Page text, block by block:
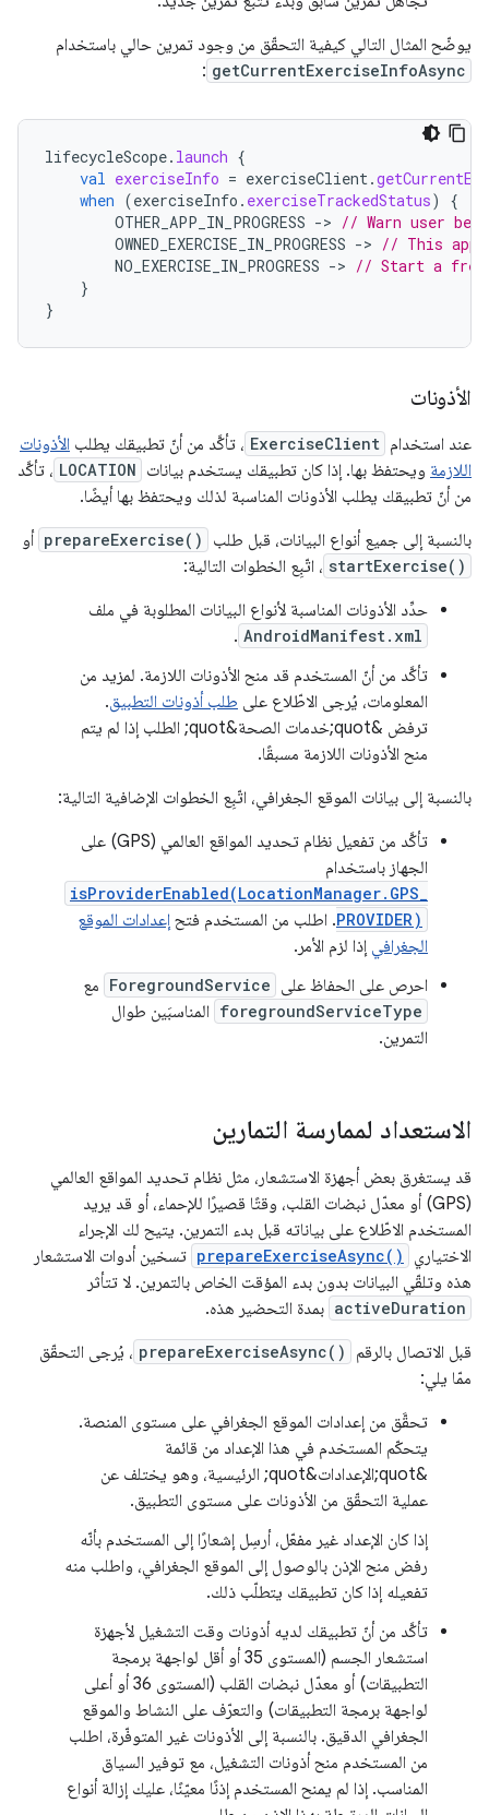
يوضّح المثال التالي كيفية التحقّق من وجود تمرين حالي باستخدام
getCurrentExerciseInfoAsync
:
lifecycleScope. launch {
val exerciseInfo = exerciseClient.
when (exerciseInfo . exerciseTrackedStatus)
{
OTHER_APP_IN_PROGRESS -> // Warn user
OWNED_EXERCISE_IN_PROGRESS -> // This app
NO_EXERCISE_IN_PROGRESS -> // Start a
}
}
الأذونات
عند استخدام ExerciseClient ، تأكَّد من أنّ تطبيقك يطلب الأذونات
اللازمة ويحتفظ بها. إذا كان تطبيقك يستخدم بيانات LOCATION ، تأكَّد
من أنّ تطبيقك يطلب الأذونات المناسبة لذلك ويحتفظ بها أيضًا.
بالنسبة إلى جميع أنواع البيانات، قبل طلب
prepareExercise() أو
startExercise() ، اتّبِع الخطوات التالية:
حدِّد الأذونات المناسبة لأنواع البيانات المطلوبة في ملف
AndroidManifest.xml
.
تأكَّد من أنّ المستخدم قد منح الأذونات اللازمة. لمزيد من
المعلومات، يُرجى الاطّلاع على طلب أذونات التطبيق.
ترفض &quot;خدمات الصحة&quot; الطلب إذا لم يتم
منح الأذونات اللازمة مسبقًا.
بالنسبة إلى بيانات الموقع الجغرافي، اتّبِع الخطوات الإضافية التالية:
تأكَّد من تفعيل نظام تحديد المواقع العالمي (GPS) على
الجهاز باستخدام
isProviderEnabled(LocationManager.GPS_
PROVIDER). اطلب من المستخدم فتح إعدادات الموقع
الجغرافي إذا لزم الأمر.
احرص على الحفاظ على ForegroundService مع
foregroundServiceType المناسبَين طوال
التمرين.
الاستعداد لممارسة التمارين
قد يستغرق بعض أجهزة الاستشعار، مثل نظام تحديد المواقع العالمي
(GPS) أو معدّل نبضات القلب، وقتًا قصيرًا للإحماء، أو قد يريد
المستخدم الاطّلاع على بياناته قبل بدء التمرين. يتيح لك الإجراء
الاختياري
prepareExerciseAsync() تسخين أدوات الاستشعار
هذه وتلقّي البيانات بدون بدء المؤقت الخاص بالتمرين. لا تتأثر
activeDuration بمدة التحضير هذه.
قبل الاتصال بالرقم
prepareExerciseAsync() ، يُرجى التحقّق
ممّا يلي:
تحقَّق من إعدادات الموقع الجغرافي على مستوى المنصة.
يتحكّم المستخدم في هذا الإعداد من قائمة
&quot;الإعدادات&quot; الرئيسية، وهو يختلف عن
عملية التحقّق من الأذونات على مستوى التطبيق.
إذا كان الإعداد غير مفعّل، أرسِل إشعارًا إلى المستخدم بأنّه
رفض منح الإذن بالوصول إلى الموقع الجغرافي، واطلب منه
تفعيله إذا كان تطبيقك يتطلّب ذلك.
تأكَّد من أنّ تطبيقك لديه أذونات وقت التشغيل لأجهزة
استشعار الجسم (المستوى 35 أو أقل لواجهة برمجة
التطبيقات) أو معدّل نبضات القلب (المستوى 36 أو أعلى
لواجهة برمجة التطبيقات) والتعرّف على النشاط والموقع
الجغرافي الدقيق. بالنسبة إلى الأذونات غير المتوفّرة، اطلب
من المستخدم منح أذونات التشغيل، مع توفير السياق
المناسب. إذا لم يمنح المستخدم إذنًا معيّنًا، عليك إزالة أنواع